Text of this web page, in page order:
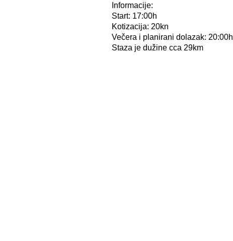
Informacije:
Start: 17:00h
Kotizacija: 20kn
Večera i planirani dolazak: 20:00h
Staza je dužine cca 29km